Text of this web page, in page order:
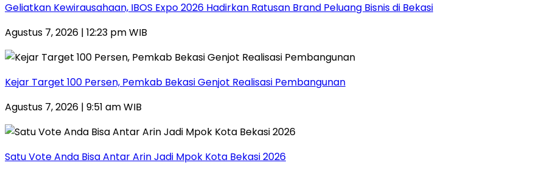
‎Geliatkan Kewirausahaan, IBOS Expo 2026 Hadirkan Ratusan Brand Peluang Bisnis di Bekasi
Agustus 7, 2026 | 12:23 pm WIB
Kejar Target 100 Persen, Pemkab Bekasi Genjot Realisasi Pembangunan
Agustus 7, 2026 | 9:51 am WIB
Satu Vote Anda Bisa Antar Arin Jadi Mpok Kota Bekasi 2026